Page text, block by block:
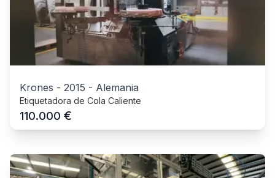
Krones - 2015 - Alemania
Etiquetadora de Cola Caliente
110.000 €